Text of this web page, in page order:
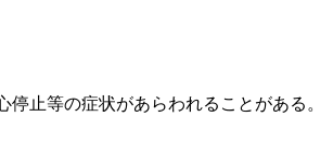
止等の症状があらわれることがある。